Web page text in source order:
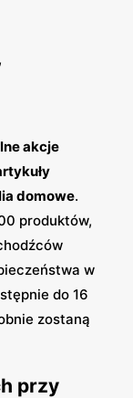
2,
akcje
domowe.
produktów,
w
do 16
zostaną
przy